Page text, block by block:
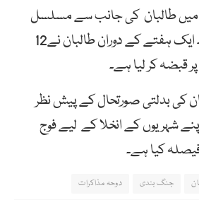
میں طالبان کی جانب سے مسلسل
پیش قدمی جاری ہے۔ ایک ہفتے کے دوران طالبان نے12
قبضہ کر لیا ہے۔
کی بدلتی صورتحال کے پیش نظر
اپنے شہریوں کے انخلا کے لیے فوج
کیا ہے۔
جنگ بندی دوحہ مذاکرات